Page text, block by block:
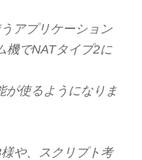
アプリケーション
機でNATタイプ2に
が使るようになりま
や、スクリプト考